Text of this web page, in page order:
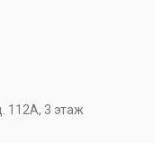
112А, 3 этаж